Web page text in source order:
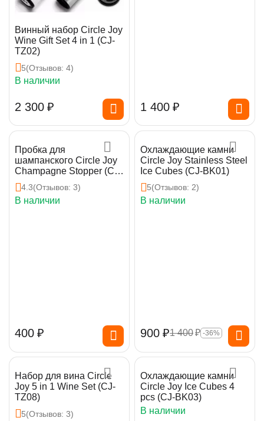
Винный набор Circle Joy
Wine Gift Set 4 in 1 (CJ-
TZ02)
5(Отзывов: 4)
В наличии
2 300 ₽ 1 400 ₽
Пробка для
шампанского Circle Joy
Champagne Stopper (CJ-
JS02)
4.3(Отзывов: 3)
В наличии
‍400‍ ₽
Охлаждающие камни
Circle Joy Stainless Steel
Ice Cubes (CJ-BK01)
5(Отзывов: 2)
В наличии
‍900‍ ₽1 400₽ -36%
Набор для вина Circle
Joy 5 in 1 Wine Set (CJ-
TZ08)
5(Отзывов: 3)
Охлаждающие камни
Circle Joy Ice Cubes 4
pcs (CJ-BK03)
В наличии